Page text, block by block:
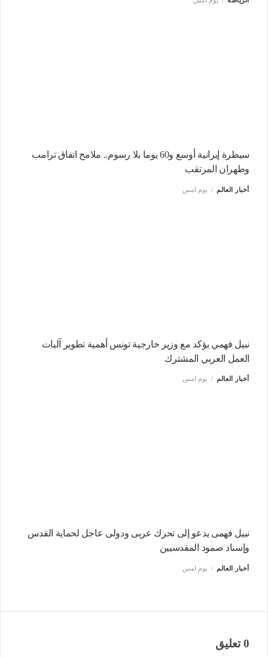
سيطرة إيرانية أوسع و60 يوما بلا رسوم.. ملامح اتفاق ترامب
وطهران المرتقب
أخبار العالم يوم امس
نبيل فهمي يؤكد مع وزير خارجية تونس أهمية تطوير آليات
العمل العربي المشترك
أخبار العالم يوم امس
نبيل فهمى يدعو إلى تحرك عربى ودولى عاجل لحماية القدس
وإسناد صمود المقدسيين
أخبار العالم يوم امس
0 تعليق